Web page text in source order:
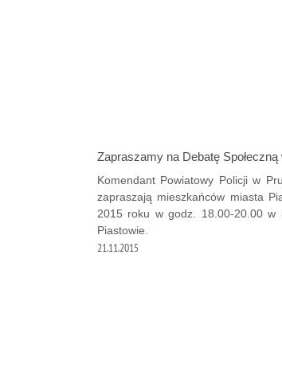
Zapraszamy na Debatę
Komendant Powiatowy Policji w
zapraszają mieszkańców miasta
2015 roku w godz. 18.00-20.00 w
Piastowie.
21.11.2015